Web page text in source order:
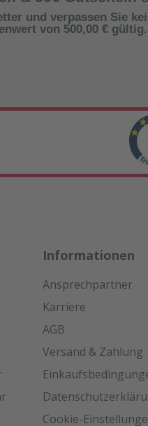
und verpassen Sie
von 500,00 € gültig.
Informationen
Ansprechpartner
Karriere
AGB
Versand & Zahlung
Cookie-